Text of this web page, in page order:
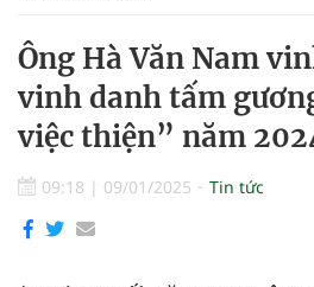
Ông Hà Văn Nam
vinh danh tấm
việc thiện” năm
09:18 | 09/01/2025 Tin tức